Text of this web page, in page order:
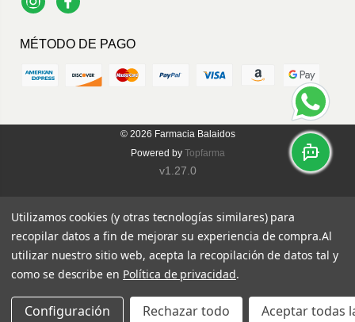
InstagramFacebook
MÉTODO DE PAGO
© 2026 Farmacia Balaidos
Powered by Topfarma
v1.27.0
Utilizamos cookies (y otras tecnologías similares) para
recopilar datos a fin de mejorar su experiencia de compra.Al
utilizar nuestro sitio web, acepta la recopilación de datos tal y
como se describe en Política de privacidad.
Configuración Rechazar todo Aceptar todas